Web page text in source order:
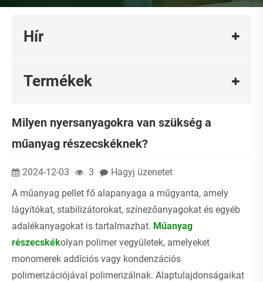
Hír
Termékek
Milyen nyersanyagokra van szükség a
műanyag részecskéknek?
2024-12-03 3
Hagyj üzenetet
A műanyag pellet fő alapanyaga a műgyanta, amely
lágyítókat, stabilizátorokat, színezőanyagokat és egyéb
adalékanyagokat is tartalmazhat. ‌ Műanyag
részecskékolyan polimer vegyületek, amelyeket
monomerek addíciós vagy kondenzációs
polimerizációjával polimerizálnak. Alaptulajdonságaikat